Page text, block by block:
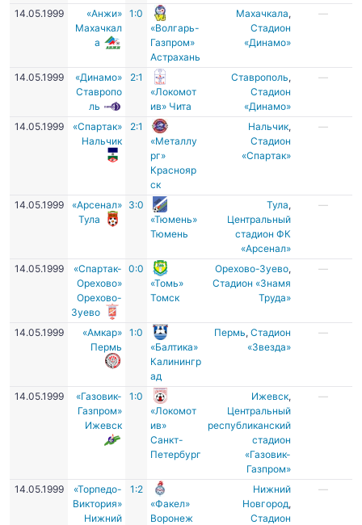
14.05.1999
«Анжи»
Махачкал
а
1:0
«Волгарь-
Газпром»
Астрахань
Махачкала,
Стадион
«Динамо»
—
14.05.1999
«Динамо»
Ставропо
ль
2:1
«Локомот
ив» Чита
Ставрополь,
Стадион
«Динамо»
—
14.05.1999
«Спартак»
Нальчик
2:1
«Металлу
рг»
Краснояр
ск
Нальчик,
Стадион
«Спартак»
—
14.05.1999
«Арсенал»
Тула
3:0
«Тюмень»
Тюмень
Тула,
Центральный
стадион ФК
«Арсенал»
—
14.05.1999
«Спартак-
Орехово»
Орехово-
Зуево
0:0
«Томь»
Томск
Орехово-Зуево,
Стадион «Знамя
Труда»
—
14.05.1999
«Амкар»
Пермь
1:0
«Балтика»
Калинингр
ад
Пермь,Стадион
«Звезда»
—
14.05.1999
«Газовик-
Газпром»
Ижевск
1:0
«Локомот
ив»
Санкт-
Петербург
Ижевск,
Центральный
республиканский
стадион
«Газовик-
Газпром»
—
14.05.1999
«Торпедо-
Виктория»
Нижний
1:2
«Факел»
Воронеж
Нижний
Новгород,
Стадион
—